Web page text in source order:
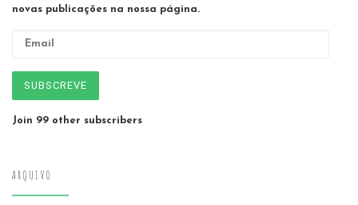
novas publicações na nossa página.
SUBSCREVE
Join 99 other subscribers
ARQUIVO